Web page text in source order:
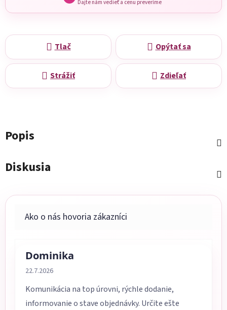
Dajte nám vedieť a cenu preveríme
Tlač Opýtať sa
Strážiť Zdieľať
Popis
Diskusia
Dominika
Hodnotenie obchodu je 5 z 5 hviezdičiek.
22.7.2026
Komunikácia na top úrovni, rýchle dodanie,
informovanie o stave objednávky. Určite ešte